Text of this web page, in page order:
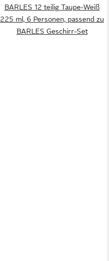
BARLES 12 teilig Taupe-Weiß
225 ml, 6 Personen, passend zu
BARLES Geschirr-Set